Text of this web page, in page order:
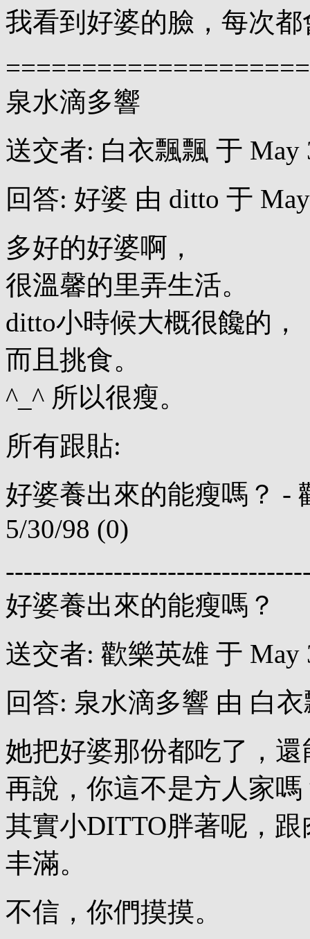
我看到好婆的臉，每次
泉水滴多響
送交者: 白衣飄飄 于 May
回答: 好婆 由 ditto 于
多好的好婆啊，
很溫馨的里弄生活。
ditto小時候大概很饞的，
而且挑食。
^_^ 所以很瘦。
所有跟貼:
好婆養出來的能瘦嗎？ -
5/30/98 (0)
好婆養出來的能瘦嗎？
送交者: 歡樂英雄 于 May
回答: 泉水滴多響 由 白
她把好婆那份都吃了，
再說，你這不是方人家
其實小DITTO胖著呢，
丰滿。
不信，你們摸摸。